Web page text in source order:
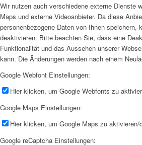
Wir nutzen auch verschiedene externe Dienste
Maps und externe Videoanbieter. Da diese
personenbezogene Daten von Ihnen speichern,
deaktivieren. Bitte beachten Sie, dass eine
Funktionalität und das Aussehen unserer
kann. Die Änderungen werden nach einem
Google Webfont Einstellungen:
Hier klicken, um Google Webfonts zu
Google Maps Einstellungen:
Hier klicken, um Google Maps zu aktivieren/
Google reCaptcha Einstellungen: